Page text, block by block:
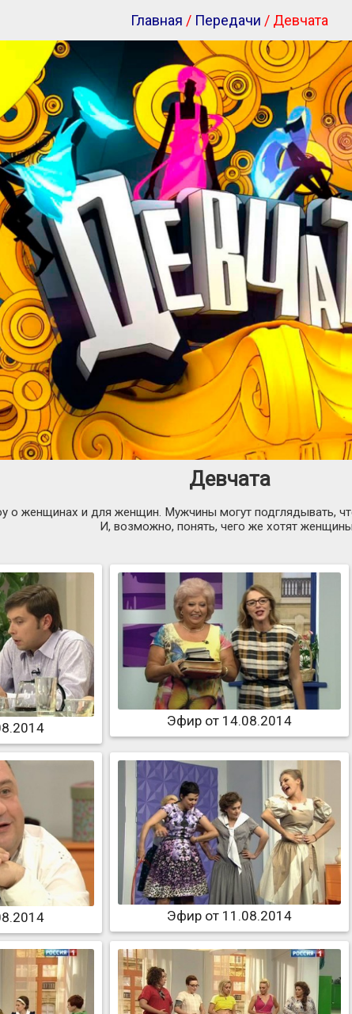
Главная / Передачи / Девчата
Девчата
о женщинах и для женщин. Мужчины могут подглядывать,
И, возможно, понять, чего же хотят
Эфир от 14.08.2014
Эфир от 11.08.2014